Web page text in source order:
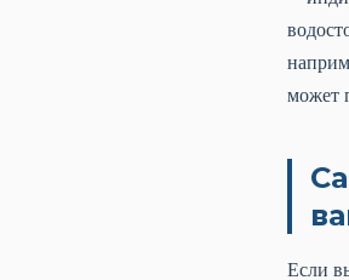
может
Если